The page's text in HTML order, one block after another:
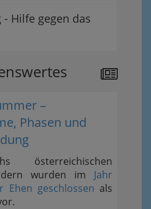
Hilfe gegen das
–
Phasen und
österreichischen
wurden im Jahr
Ehen geschlossen als